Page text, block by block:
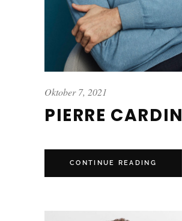
Oktober 7, 2021
PIERRE CARDIN
CONTINUE READING